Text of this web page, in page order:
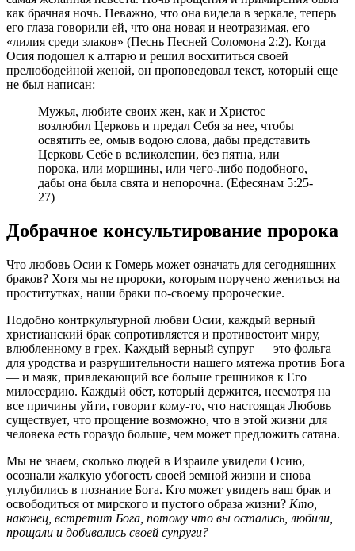
как брачная ночь. Неважно, что она видела в зеркале, теперь
его глаза говорили ей, что она новая и неотразимая, его
«лилия среди злаков» (Песнь Песней Соломона 2:2). Когда
Осия подошел к алтарю и решил восхититься своей
прелюбодейной женой, он проповедовал текст, который еще
не был написан:
Мужья, любите своих жен, как и Христос
возлюбил Церковь и предал Себя за нее, чтобы
освятить ее, омыв водою слова, дабы представить
Церковь Себе в великолепии, без пятна, или
порока, или морщины, или чего-либо подобного,
дабы она была свята и непорочна. (Ефесянам 5:25-
27)
Добрачное консультирование пророка
Что любовь Осии к Гомерь может означать для сегодняшних
браков? Хотя мы не пророки, которым поручено жениться на
проститутках, наши браки по-своему пророческие.
Подобно контркультурной любви Осии, каждый верный
христианский брак сопротивляется и противостоит миру,
влюбленному в грех. Каждый верный супруг — это фольга
для уродства и разрушительности нашего мятежа против Бога
— и маяк, привлекающий все больше грешников к Его
милосердию. Каждый обет, который держится, несмотря на
все причины уйти, говорит кому-то, что настоящая Любовь
существует, что прощение возможно, что в этой жизни для
человека есть гораздо больше, чем может предложить сатана.
Мы не знаем, сколько людей в Израиле увидели Осию,
осознали жалкую убогость своей земной жизни и снова
углубились в познание Бога. Кто может увидеть ваш брак и
освободиться от мирского и пустого образа жизни? Кто,
наконец, встретит Бога, потому что вы остались, любили,
прощали и добивались своей супруги?